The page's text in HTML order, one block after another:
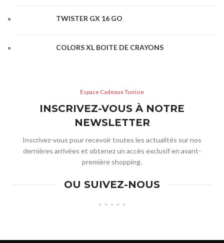
TWISTER GX 16 GO
COLORS XL BOITE DE CRAYONS
Espace Cadeaux Tunisie
INSCRIVEZ-VOUS À NOTRE
NEWSLETTER
Inscrivez-vous pour recevoir toutes les actualités sur nos
dernières arrivées et obtenez un accès exclusif en avant-
première shopping.
OU SUIVEZ-NOUS